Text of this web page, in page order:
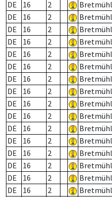
DE
16 2
DE
16 2
DE
16 2
DE
16 2
DE
16 2
DE
16 2
DE
16 2
DE
16 2
DE
16 2
DE
16 2
DE
16 2
DE
16 2
DE
16 2
DE
16 2
DE
16 2
DE
16 2